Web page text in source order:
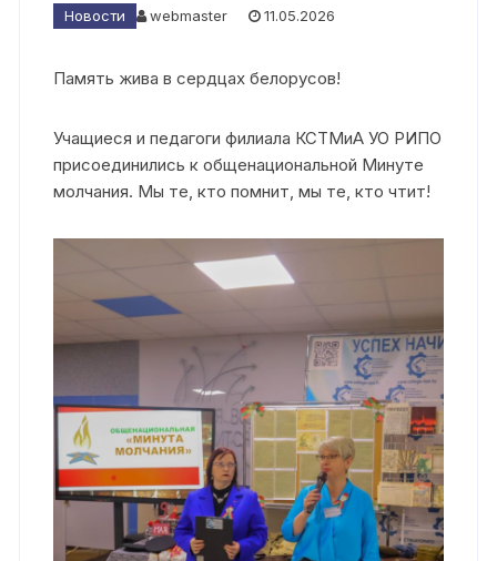
Новости webmaster 11.05.2026
Память жива в сердцах белорусов!
Учащиеся и педагоги филиала КСТМиА УО РИПО
присоединились к общенациональной Минуте
молчания. Мы те, кто помнит, мы те, кто чтит!